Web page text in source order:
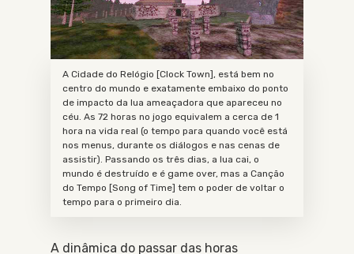
A Cidade do Relógio [Clock Town], está bem no
centro do mundo e exatamente embaixo do ponto
de impacto da lua ameaçadora que apareceu no
céu. As 72 horas no jogo equivalem a cerca de 1
hora na vida real (o tempo para quando você está
nos menus, durante os diálogos e nas cenas de
assistir). Passando os três dias, a lua cai, o
mundo é destruído e é game over, mas a Canção
do Tempo [Song of Time] tem o poder de voltar o
tempo para o primeiro dia.
A dinâmica do passar das horas